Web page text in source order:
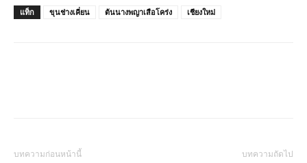
แท็ก ขุนช่างเคี่ยน ต้นนางพญาเสือโคร่ง เชียงใหม่
บทความก่อนหน้านี้ บทความถัดไป